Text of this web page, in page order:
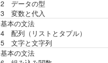
2 データの型
3 変数と代入
基本の文法
4 配列（リストとタプル）
5 文字と文字列
基本の文法